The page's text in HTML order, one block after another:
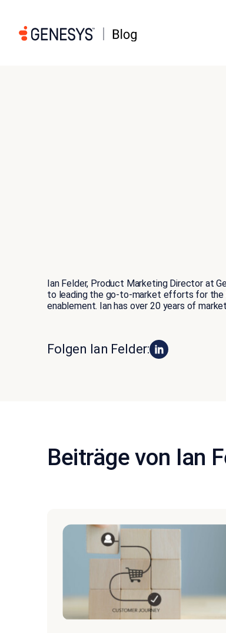
Ian Felder, Product Marketing Director at
to leading the go-to-market efforts for the
enablement. Ian has over 20 years of
Folgen Ian Felder:
Beiträge von Ian